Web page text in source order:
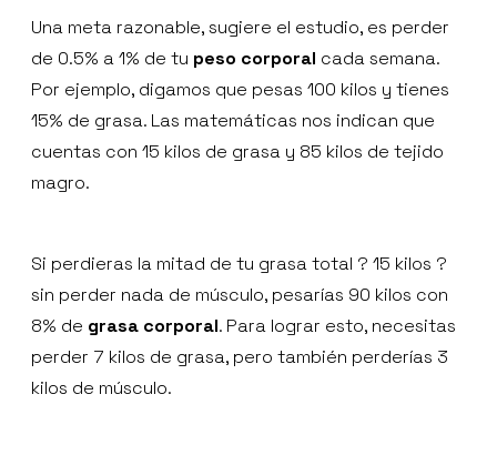
Una meta razonable, sugiere el estudio, es perder
de 0.5% a 1% de tu peso corporal cada semana.
Por ejemplo, digamos que pesas 100 kilos y tienes
15% de grasa. Las matemáticas nos indican que
cuentas con 15 kilos de grasa y 85 kilos de tejido
magro.
Si perdieras la mitad de tu grasa total ? 15 kilos ?
sin perder nada de músculo, pesarías 90 kilos con
8% de grasa corporal. Para lograr esto, necesitas
perder 7 kilos de grasa, pero también perderías 3
kilos de músculo.